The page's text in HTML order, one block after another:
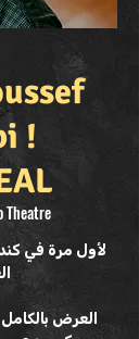
!
Theatre
لأول مرة في
العرض